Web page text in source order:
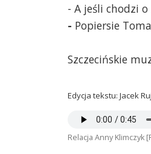
- A jeśli chodzi
- Popiersie
Szczecińskie
Edycja tekstu: Jacek
Relacja Anny Klimczyk